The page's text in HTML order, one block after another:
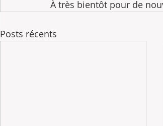
À très bientôt pour de
Posts récents